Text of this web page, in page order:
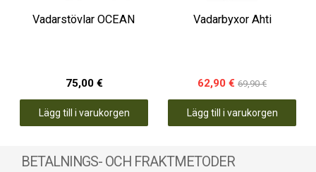
Vadarstövlar OCEAN
75,00 €
Lägg till i varukorgen
Vadarbyxor Ahti
62,90 € 69,90 €
Lägg till i varukorgen
BETALNINGS- OCH FRAKTMETODER